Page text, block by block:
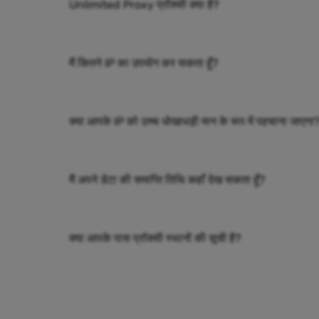
Unlimited Proxy प्रॉक्सी क्या है?
मैं कितने IP का उपयोग कर सकता हूँ?
क्या आपके IP को उच्च धोखाधड़ी मान के रूप में पहचाना
मैं अपने डेटा की समाप्ति तिथि कहाँ देख सकता हूँ?
क्या आपके पास प्रॉक्सी स्थानों की सूची है?